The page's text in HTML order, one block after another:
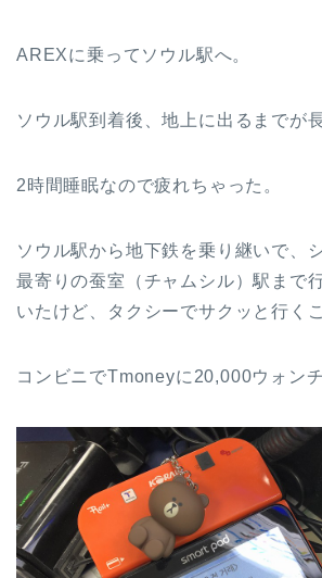
AREXに乗ってソウル駅へ。
ソウル駅到着後、地上に出るまでが長
2時間睡眠なので疲れちゃった。
ソウル駅から地下鉄を乗り継いで、
最寄りの蚕室（チャムシル）駅まで
いたけど、タクシーでサクッと行く
コンビニでTmoneyに20,000ウォンチ